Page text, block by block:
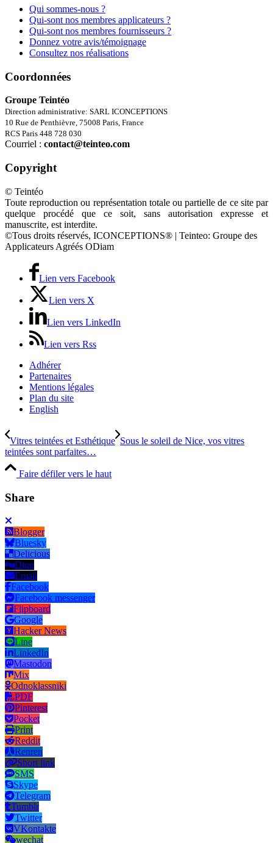
Qui sommes-nous ?
Qui-sont nos membres applicateurs ?
Qui-sont nos membres fournisseurs ?
Donnez votre avis/témoignage
Consultez nos réalisations
Coordonnées
Groupe Teintéo
Direction administrative: SARL ICONCEPTIONS
10 Rue de Penthièvre, 75008 Paris, France
RCS Paris 448 728 030
Courriel : contact@teinteo.com
Copyright
© Teintéo
Toute reproduction ou représentation totale ou partielle de ce site par
quelque procédé que ce soit, sans autorisation expresse et
manuscrite, est interdite.
©Tous droits réservés, ICONCEPTIONS® | Teinteo: Groupe des
Applicateurs Agréés ODiam
Lien vers Facebook
Lien vers X
Lien vers LinkedIn
Lien vers Rss
Adhérer
Partenaires
Mentions légales
Plan du site
English
Vitres teintées et Esthétique Sous le soleil de Nice, vos vitres
teintées sont parfaites…
Faire défiler vers le haut
Share
Blogger
Bluesky
Delicious
Digg
Email
Facebook
Facebook messenger
Flipboard
Google
Hacker News
Line
LinkedIn
Mastodon
Mix
Odnoklassniki
PDF
Pinterest
Pocket
Print
Reddit
Renren
Short link
SMS
Skype
Telegram
Tumblr
Twitter
VKontakte
wechat